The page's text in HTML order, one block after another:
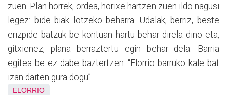
zuen. Plan horrek, ordea, horixe hartzen zuen ildo nagusi
legez: bide biak lotzeko beharra. Udalak, berriz, beste
erizpide batzuk be kontuan hartu behar direla dino eta,
gitxienez, plana berraztertu egin behar dela. Barria
egitea be ez dabe baztertzen: “Elorrio barruko kale bat
izan daiten gura dogu”.
ELORRIO